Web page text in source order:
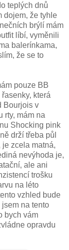
teplých dnů
dojem, že tyhle
brýlí mám
líbí, vyměnili
balerínkama,
že se to
pouze BB
která
Bourjois v
rty, mám na
Shocking pink
drží třeba půl
zcela matná,
nevýhoda je,
ale ani
trošku
na léto
vzhled bude
na tento
bych vám
opravdu